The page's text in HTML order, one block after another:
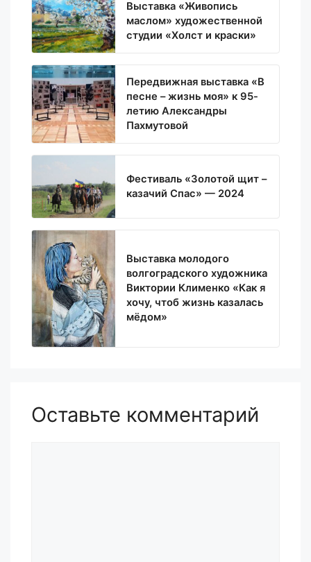
Выставка «Живопись
маслом» художественной
студии «Холст и краски»
Передвижная выставка «В
песне – жизнь моя» к 95-
летию Александры
Пахмутовой
Фестиваль «Золотой щит –
казачий Спас» — 2024
Выставка молодого
волгоградского художника
Виктории Клименко «Как я
хочу, чтоб жизнь казалась
мёдом»
Оставьте комментарий